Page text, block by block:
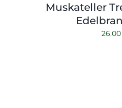
Muskateller
26,00